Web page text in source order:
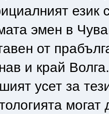
език
эмен в
от
и край Волга.
усет за
могат